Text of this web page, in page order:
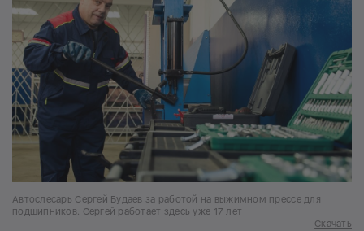
Автослесарь Сергей Будаев за работой на выжимном прессе для
подшипников. Сергей работает здесь уже 17 лет
Скачать